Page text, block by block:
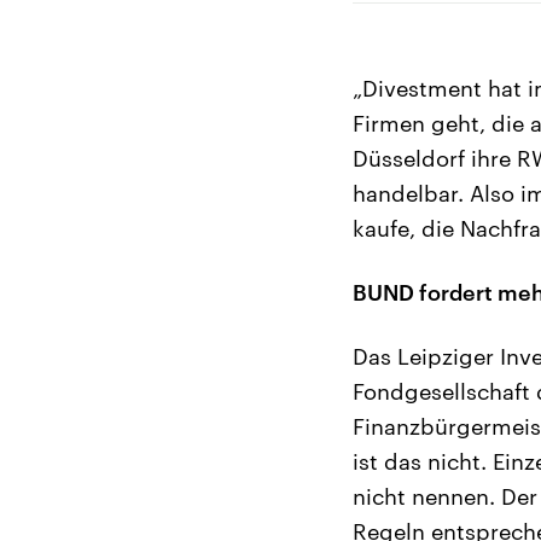
„Divestment hat
Firmen geht, die
Düsseldorf ihre
handelbar. Also
kaufe, die
BUND fordert
Das Leipziger
Fondgesellschaft
ist das nicht.
nicht nennen.
Regeln